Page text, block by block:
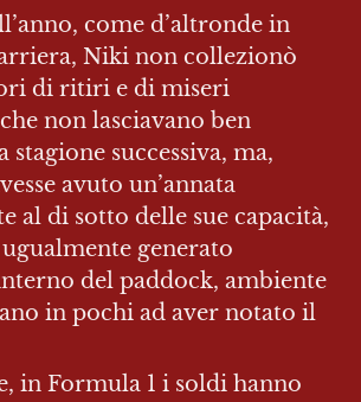
come d’altronde in
Niki non collezionò
di ritiri e di miseri
non lasciavano ben
stagione successiva, ma,
avuto un’annata
al di sotto delle sue capacità,
generato
del paddock, ambiente
in pochi ad aver notato il
in Formula 1 i soldi hanno